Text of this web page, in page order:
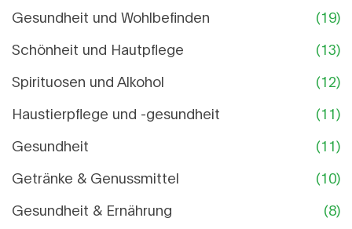
Gesundheit und Wohlbefinden
(19)
Schönheit und Hautpflege
(13)
Spirituosen und Alkohol
(12)
Haustierpflege und -gesundheit
(11)
Gesundheit
(11)
Getränke & Genussmittel
(10)
Gesundheit & Ernährung
(8)